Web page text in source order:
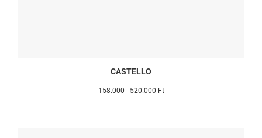
CASTELLO
158.000 - 520.000 Ft